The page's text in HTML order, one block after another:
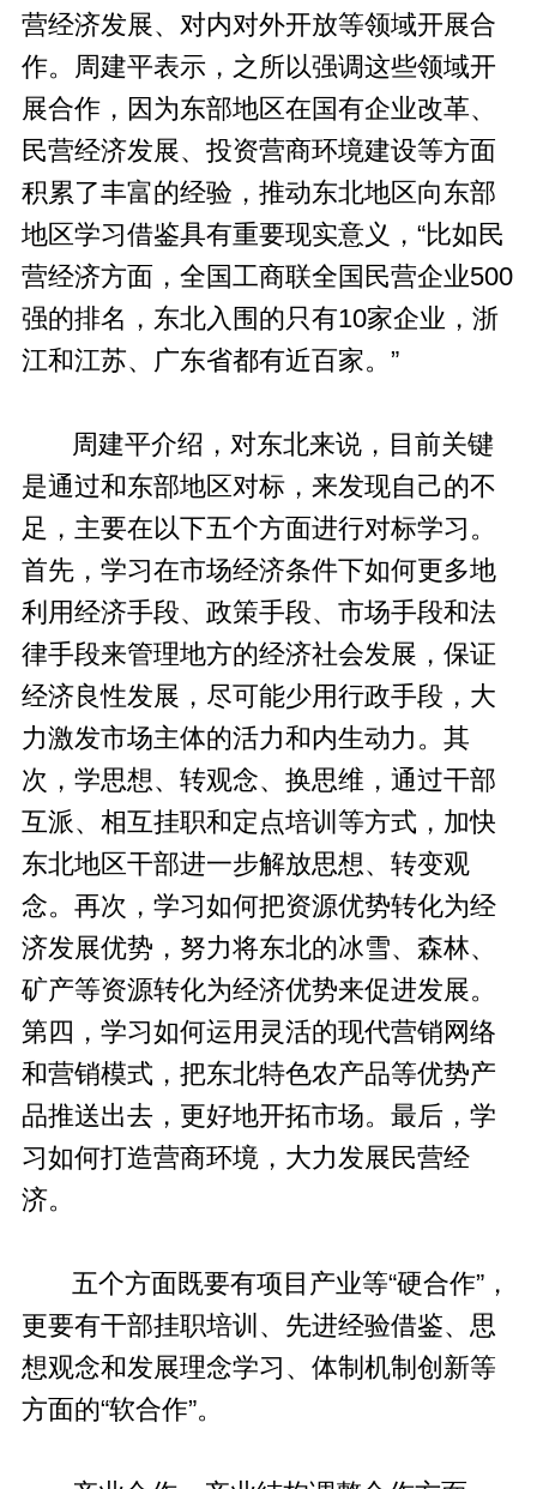
营经济发展、对内对外开放等领域开展合
作。周建平表示，之所以强调这些领域开
展合作，因为东部地区在国有企业改革、
民营经济发展、投资营商环境建设等方面
积累了丰富的经验，推动东北地区向东部
地区学习借鉴具有重要现实意义，“比如民
营经济方面，全国工商联全国民营企业500
强的排名，东北入围的只有10家企业，浙
江和江苏、广东省都有近百家。”
周建平介绍，对东北来说，目前关键
是通过和东部地区对标，来发现自己的不
足，主要在以下五个方面进行对标学习。
首先，学习在市场经济条件下如何更多地
利用经济手段、政策手段、市场手段和法
律手段来管理地方的经济社会发展，保证
经济良性发展，尽可能少用行政手段，大
力激发市场主体的活力和内生动力。其
次，学思想、转观念、换思维，通过干部
互派、相互挂职和定点培训等方式，加快
东北地区干部进一步解放思想、转变观
念。再次，学习如何把资源优势转化为经
济发展优势，努力将东北的冰雪、森林、
矿产等资源转化为经济优势来促进发展。
第四，学习如何运用灵活的现代营销网络
和营销模式，把东北特色农产品等优势产
品推送出去，更好地开拓市场。最后，学
习如何打造营商环境，大力发展民营经
济。
五个方面既要有项目产业等“硬合作”，
更要有干部挂职培训、先进经验借鉴、思
想观念和发展理念学习、体制机制创新等
方面的“软合作”。